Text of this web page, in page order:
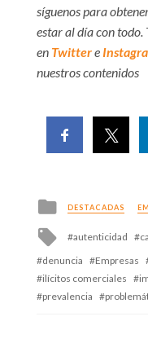
síguenos para
estar al día con todo.
en Twittere
nuestros contenidos
Posted
in
DESTACADAS
Tagged
autenticidad
denuncia
Empresas
ilícitos comerciales
prevalencia